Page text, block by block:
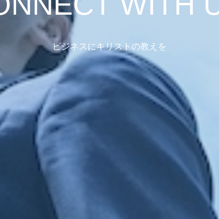
ビジネスにキリストの教えを